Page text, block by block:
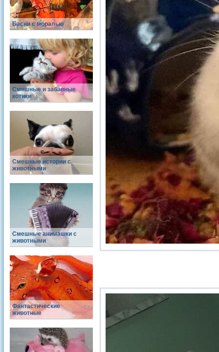
Басни с моралью
Смешные и забавные
котики
Смешные истории с
животными
Смешные анимашки с
животными
Фантастические
животные